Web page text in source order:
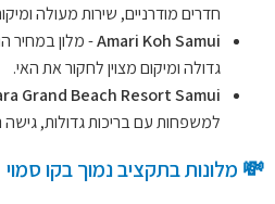
חדרים מודרניים, שירות מעולה
Amari Koh Samui- מלון במחיר
גדולה ומיקום מצוין לחקור את האי.
Grand Beach Resort Samui
למשפחות עם בריכות גדולות, גישה
💸 מלונות בתקציב נמוך בקו סמוי